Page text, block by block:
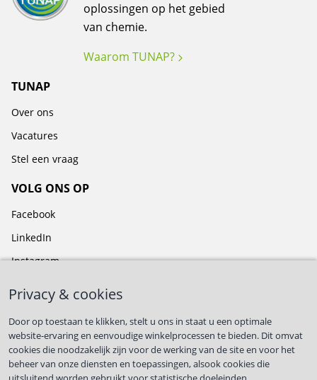
oplossingen op het gebied
van chemie.
Waarom TUNAP?
TUNAP
Over ons
Vacatures
Stel een vraag
VOLG ONS OP
Facebook
LinkedIn
Instagram
BLIJF OP DE HOOGTE
First name*
Privacy & cookies
Door op toestaan te klikken, stelt u ons in staat u een optimale
website-ervaring en eenvoudige winkelprocessen te bieden. Dit omvat
cookies die noodzakelijk zijn voor de werking van de site en voor het
beheer van onze diensten en toepassingen, alsook cookies die